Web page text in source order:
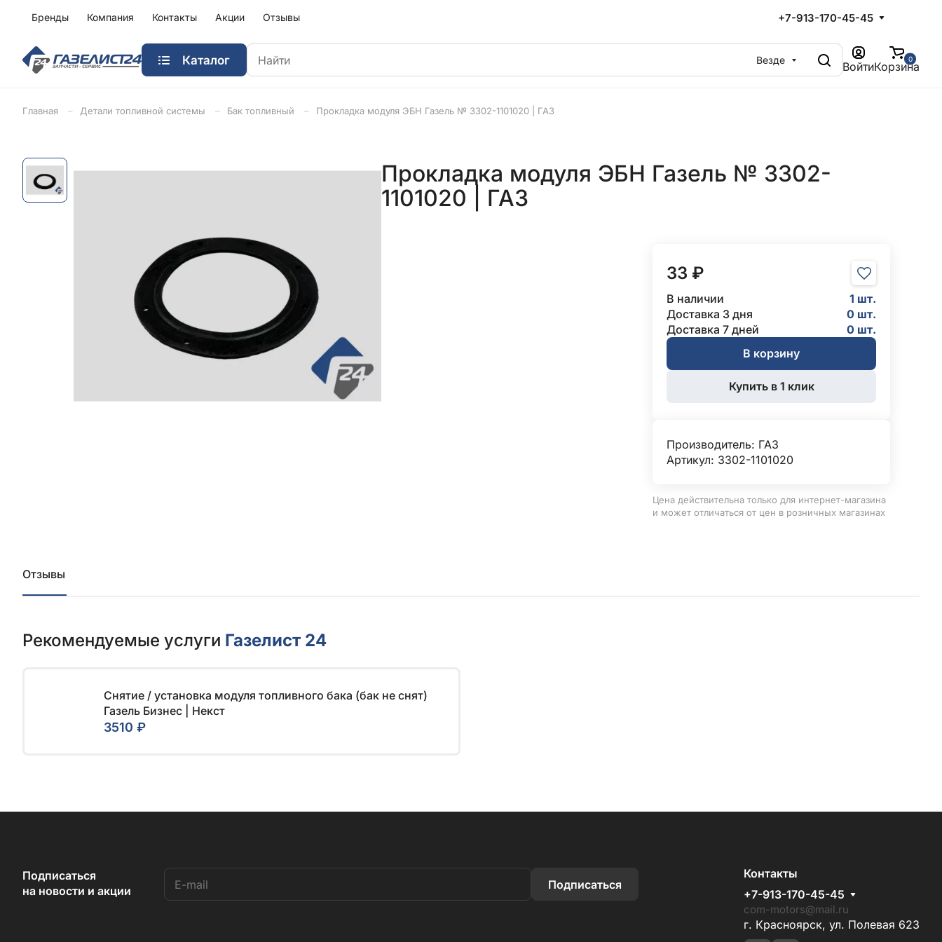
Бренды Компания Контакты Акции Отзывы +7-913-170-45-45
Каталог Везде Войти
0
Корзина
Главная Детали топливной системы Бак топливный Прокладка модуля ЭБН Газель № 3302-1101020 | ГАЗ
Прокладка модуля ЭБН Газель № 3302-
1101020 | ГАЗ
33 ₽
В наличии
1 шт.
Доставка 3 дня
0 шт.
Доставка 7 дней
0 шт.
В корзину
Купить в 1 клик
Производитель: ГАЗ
Артикул: 3302-1101020
Цена действительна только для интернет-магазина
и может отличаться от цен в розничных магазинах
Отзывы
Рекомендуемые услуги Газелист 24
Снятие / установка модуля топливного бака (бак не снят)
Газель Бизнес | Некст
3510 ₽
Подписаться
на новости и акции
Подписаться
Контакты
+7-913-170-45-45
com-motors@mail.ru
г. Красноярск, ул. Полевая 623